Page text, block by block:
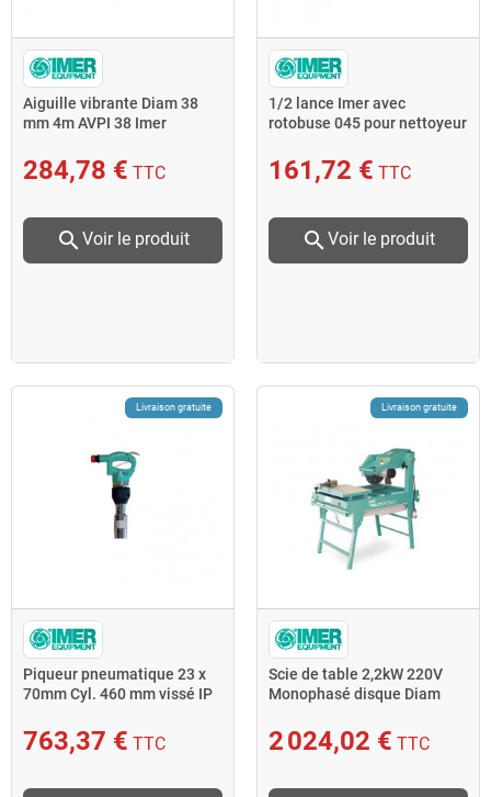
Aiguille vibrante Diam 38
mm 4m AVPI 38 Imer
284,78 € TTC
search Voir le produit
1/2 lance Imer avec
rotobuse 045 pour nettoyeur
161,72 € TTC
search Voir le produit
Livraison gratuite
Piqueur pneumatique 23 x
70mm Cyl. 460 mm vissé IP
763,37 € TTC
Livraison gratuite
Scie de table 2,2kW 220V
Monophasé disque Diam
2 024,02 € TTC